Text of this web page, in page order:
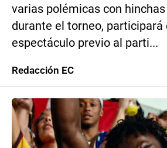
varias polémicas con
durante el torneo, participará
espectáculo previo al parti...
Redacción EC